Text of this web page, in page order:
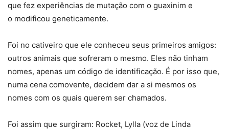
que fez experiências de mutação com o guaxinim e
o modificou geneticamente.
Foi no cativeiro que ele conheceu seus primeiros amigos:
outros animais que sofreram o mesmo. Eles não tinham
nomes, apenas um código de identificação. É por isso que,
numa cena comovente, decidem dar a si mesmos os
nomes com os quais querem ser chamados.
Foi assim que surgiram: Rocket, Lylla (voz de Linda